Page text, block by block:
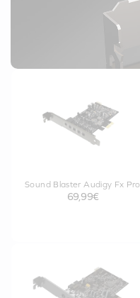
Sound Blaster Audigy Fx Pro
69,99€